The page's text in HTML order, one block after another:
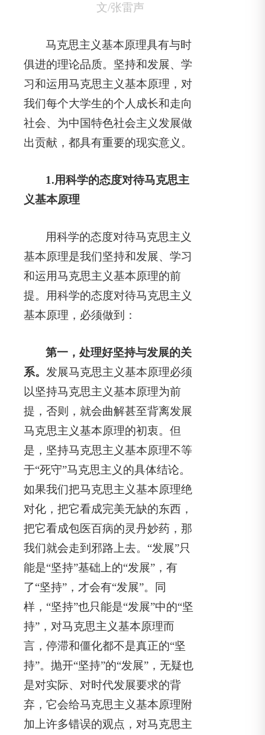
文/张雷声
马克思主义基本原理具有与时
俱进的理论品质。坚持和发展、学
习和运用马克思主义基本原理，对
我们每个大学生的个人成长和走向
社会、为中国特色社会主义发展做
出贡献，都具有重要的现实意义。
1.用科学的态度对待马克思主
义基本原理
用科学的态度对待马克思主义
基本原理是我们坚持和发展、学习
和运用马克思主义基本原理的前
提。用科学的态度对待马克思主义
基本原理，必须做到：
第一，处理好坚持与发展的关
系。 发展马克思主义基本原理必须
以坚持马克思主义基本原理为前
提，否则，就会曲解甚至背离发展
马克思主义基本原理的初衷。但
是，坚持马克思主义基本原理不等
于“死守”马克思主义的具体结论。
如果我们把马克思主义基本原理绝
对化，把它看成完美无缺的东西，
把它看成包医百病的灵丹妙药，那
我们就会走到邪路上去。“发展”只
能是“坚持”基础上的“发展”，有
了“坚持”，才会有“发展”。同
样，“坚持”也只能是“发展”中的“坚
持”，对马克思主义基本原理而
言，停滞和僵化都不是真正的“坚
持”。抛开“坚持”的“发展”，无疑也
是对实际、对时代发展要求的背
弃，它会给马克思主义基本原理附
加上许多错误的观点，对马克思主